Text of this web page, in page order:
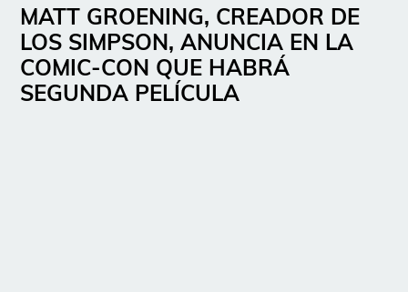
MATT GROENING, CREADOR DE
LOS SIMPSON, ANUNCIA EN LA
COMIC-CON QUE HABRÁ
SEGUNDA PELÍCULA